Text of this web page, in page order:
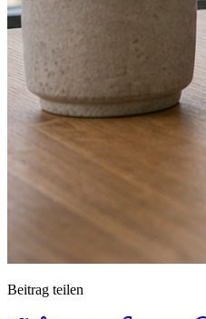
Beitrag teilen